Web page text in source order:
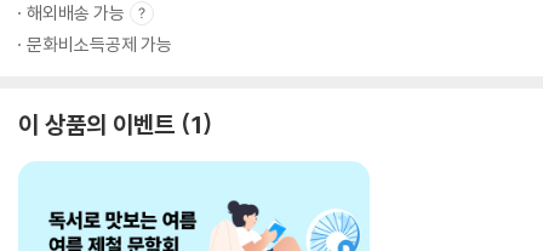
해외배송 가능
문화비소득공제 가능
이 상품의 이벤트 1